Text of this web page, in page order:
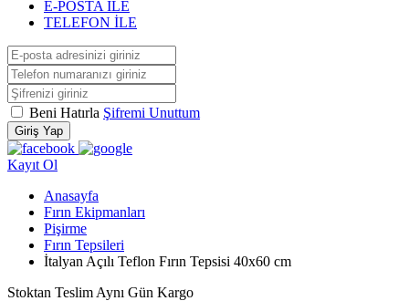
E-POSTA İLE
TELEFON İLE
Beni Hatırla Şifremi Unuttum
Giriş Yap
Kayıt Ol
Anasayfa
Fırın Ekipmanları
Pişirme
Fırın Tepsileri
İtalyan Açılı Teflon Fırın Tepsisi 40x60 cm
Stoktan Teslim Aynı Gün Kargo